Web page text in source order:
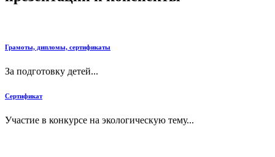
Грамоты, дипломы, сертификаты
За подготовку детей...
Сертификат
Участие в конкурсе на экологическую тему...